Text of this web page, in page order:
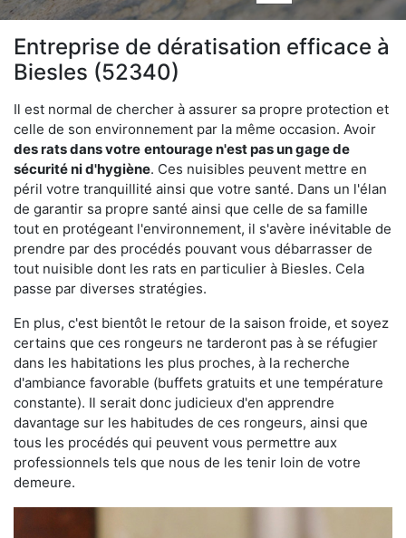
Entreprise de dératisation efficace à
Biesles (52340)
Il est normal de chercher à assurer sa propre protection et
celle de son environnement par la même occasion. Avoir
des rats dans votre entourage n'est pas un gage de
sécurité ni d'hygiène. Ces nuisibles peuvent mettre en
péril votre tranquillité ainsi que votre santé. Dans un l'élan
de garantir sa propre santé ainsi que celle de sa famille
tout en protégeant l'environnement, il s'avère inévitable de
prendre par des procédés pouvant vous débarrasser de
tout nuisible dont les rats en particulier à Biesles. Cela
passe par diverses stratégies.
En plus, c'est bientôt le retour de la saison froide, et soyez
certains que ces rongeurs ne tarderont pas à se réfugier
dans les habitations les plus proches, à la recherche
d'ambiance favorable (buffets gratuits et une température
constante). Il serait donc judicieux d'en apprendre
davantage sur les habitudes de ces rongeurs, ainsi que
tous les procédés qui peuvent vous permettre aux
professionnels tels que nous de les tenir loin de votre
demeure.